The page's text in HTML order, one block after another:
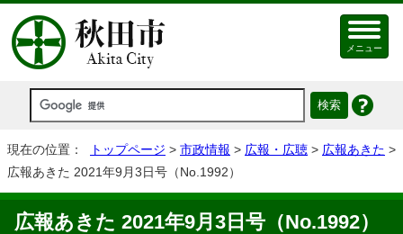
メニュー
現在の位置： トップページ > 市政情報 > 広報・広聴 > 広報あきた >
広報あきた 2021年9月3日号（No.1992）
広報あきた 2021年9月3日号（No.1992）